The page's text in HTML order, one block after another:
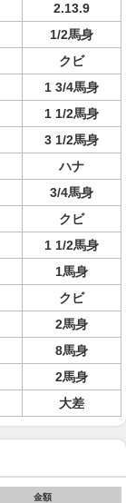
2.13.9
1/2馬身
クビ
1 3/4馬身
1 1/2馬身
3 1/2馬身
ハナ
3/4馬身
クビ
1 1/2馬身
1馬身
クビ
2馬身
8馬身
2馬身
大差
金額